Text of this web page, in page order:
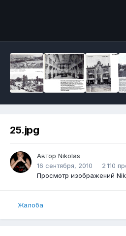
25.jpg
Автор Nikolas
16 сентября, 2010
2 110
Просмотр изображений
Жалоба